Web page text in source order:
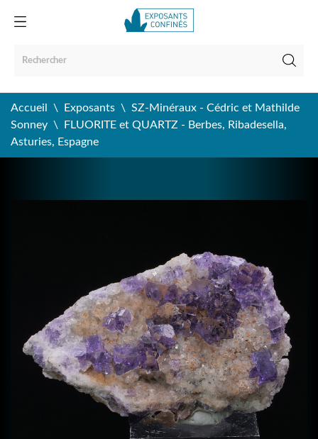
Accueil Exposants
SZ-Minéraux - Cédric et Mathilde
Sonney
FLUORITE et QUARTZ - Berbes, Ribadesella,
Asturies, Espagne